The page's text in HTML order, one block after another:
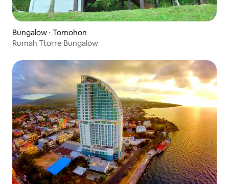
Bungalow ⋅ Tomohon
Rumah Ttorre Bungalow